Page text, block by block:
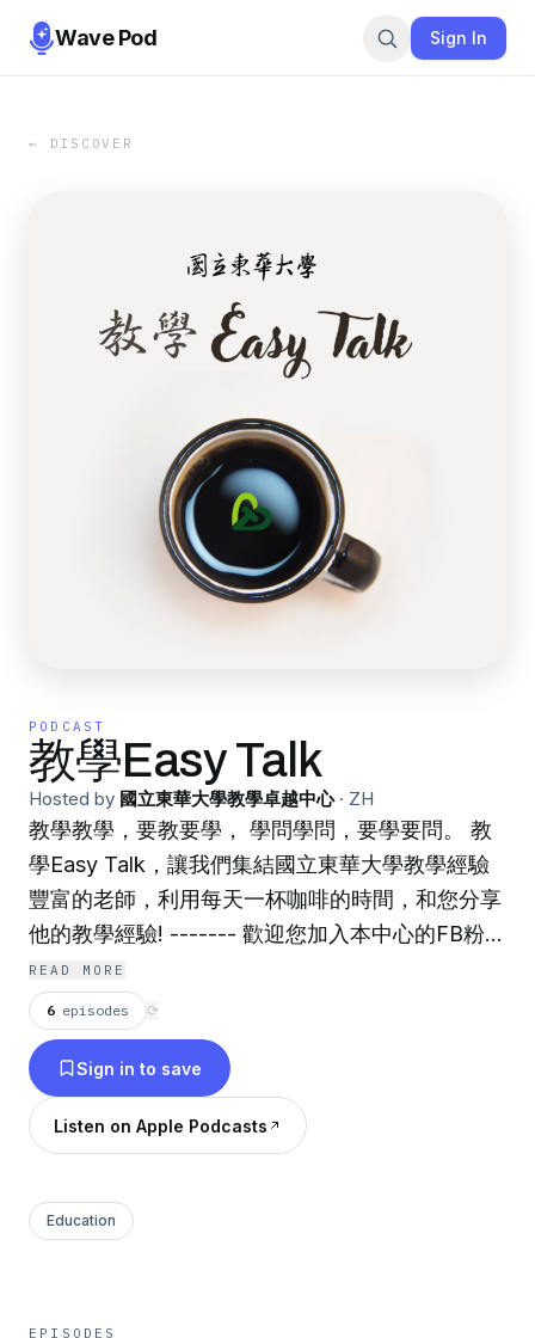
Wave Pod Sign In
← DISCOVER
PODCAST
教學Easy Talk
Hosted by 國立東華大學教學卓越中心· ZH
教學教學，要教要學， 學問學問，要學要問。 教
學Easy Talk，讓我們集結國立東華大學教學經驗
豐富的老師，利用每天一杯咖啡的時間，和您分享
他的教學經驗! ------- 歡迎您加入本中心的FB粉
專，以收到最新的教學資訊： 教學卓越中心FB粉
專：https://www.facebook.com/ndhu.cte --
Hosting provided by SoundOn
READ MORE
6 episodes ⟳
Sign in to save
Listen on Apple Podcasts
Education
EPISODES